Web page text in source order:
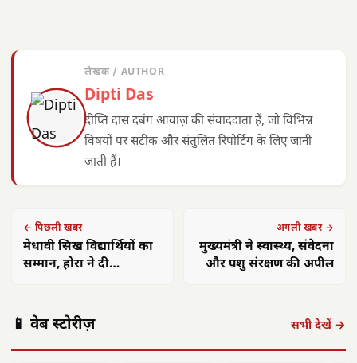
लेखक / AUTHOR
Dipti Das
दीप्ति दास दबंग आवाज़ की संवाददाता हैं, जो विभिन्न
विषयों पर सटीक और संतुलित रिपोर्टिंग के लिए जानी
जाती हैं।
← पिछली खबर
मेधावी सिख विद्यार्थियों का
सम्मान, होरा ने दी
अगली खबर →
मुख्यमंत्री ने स्वास्थ्य, संवेदना
और पशु संरक्षण की अपील
📱 वेब स्टोरीज़ सभी देखें →